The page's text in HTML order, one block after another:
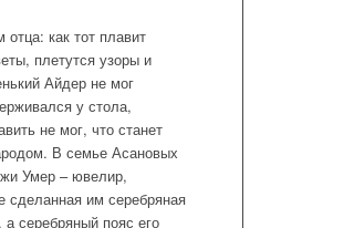
как тот плавит
плетутся узоры и
Айдер не мог
у стола,
не мог, что станет
В семье Асановых
Умер – ювелир,
сделанная им серебряная
серебряный пояс его